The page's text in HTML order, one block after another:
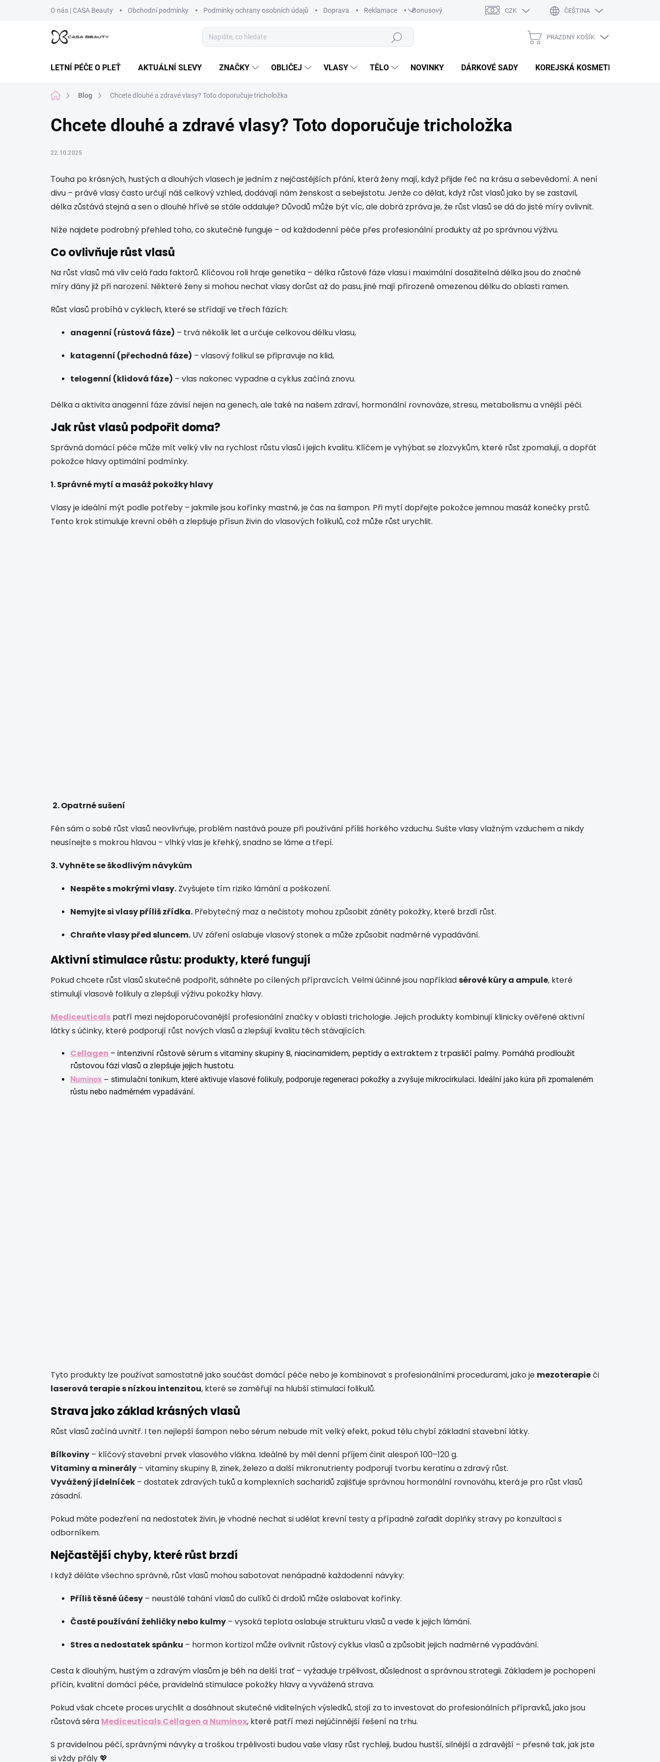
O nás | CASA Beauty Obchodní podmínky Podmínky ochrany osobních údajů Doprava Reklamace Bonusový system Hodnocení obchodu
CZK ČEŠTINA
Hledat
KOŠÍK
PRÁZDNÝ KOŠÍK
LETNÍ PÉČE O PLEŤ AKTUÁLNÍ SLEVY ZNAČKY OBLIČEJ VLASY TĚLO NOVINKY DÁRKOVÉ SADY KOREJSKÁ KOSMETIKA
Domů Blog Chcete dlouhé a zdravé vlasy? Toto doporučuje tricholožka
Chcete dlouhé a zdravé vlasy? Toto doporučuje tricholožka
22.10.2025
Touha po krásných, hustých a dlouhých vlasech je jedním z nejčastějších přání, která ženy mají, když přijde řeč na krásu a sebevědomí. A není
divu – právě vlasy často určují náš celkový vzhled, dodávají nám ženskost a sebejistotu. Jenže co dělat, když růst vlasů jako by se zastavil,
délka zůstává stejná a sen o dlouhé hřívě se stále oddaluje? Důvodů může být víc, ale dobrá zpráva je, že růst vlasů se dá do jisté míry ovlivnit.
Níže najdete podrobný přehled toho, co skutečně funguje – od každodenní péče přes profesionální produkty až po správnou výživu.
Co ovlivňuje růst vlasů
Na růst vlasů má vliv celá řada faktorů. Klíčovou roli hraje genetika – délka růstové fáze vlasu i maximální dosažitelná délka jsou do značné
míry dány již při narození. Některé ženy si mohou nechat vlasy dorůst až do pasu, jiné mají přirozeně omezenou délku do oblasti ramen.
Růst vlasů probíhá v cyklech, které se střídají ve třech fázích:
anagenní (růstová fáze) – trvá několik let a určuje celkovou délku vlasu,
katagenní (přechodná fáze) – vlasový folikul se připravuje na klid,
telogenní (klidová fáze) – vlas nakonec vypadne a cyklus začíná znovu.
Délka a aktivita anagenní fáze závisí nejen na genech, ale také na našem zdraví, hormonální rovnováze, stresu, metabolismu a vnější péči.
Jak růst vlasů podpořit doma?
Správná domácí péče může mít velký vliv na rychlost růstu vlasů i jejich kvalitu. Klíčem je vyhýbat se zlozvykům, které růst zpomalují, a dopřát
pokožce hlavy optimální podmínky.
1. Správné mytí a masáž pokožky hlavy
Vlasy je ideální mýt podle potřeby – jakmile jsou kořínky mastné, je čas na šampon. Při mytí dopřejte pokožce jemnou masáž konečky prstů.
Tento krok stimuluje krevní oběh a zlepšuje přísun živin do vlasových folikulů, což může růst urychlit.
2. Opatrné sušení
Fén sám o sobě růst vlasů neovlivňuje, problém nastává pouze při používání příliš horkého vzduchu. Sušte vlasy vlažným vzduchem a nikdy
neusínejte s mokrou hlavou – vlhký vlas je křehký, snadno se láme a třepí.
3. Vyhněte se škodlivým návykům
Nespěte s mokrými vlasy. Zvyšujete tím riziko lámání a poškození.
Nemyjte si vlasy příliš zřídka. Přebytečný maz a nečistoty mohou způsobit záněty pokožky, které brzdí růst.
Chraňte vlasy před sluncem. UV záření oslabuje vlasový stonek a může způsobit nadměrné vypadávání.
Aktivní stimulace růstu: produkty, které fungují
Pokud chcete růst vlasů skutečně podpořit, sáhněte po cílených přípravcích. Velmi účinné jsou napříkladsérové kúry a ampule, které
stimulují vlasové folikuly a zlepšují výživu pokožky hlavy.
Mediceuticals patří mezi nejdoporučovanější profesionální značky v oblasti trichologie. Jejich produkty kombinují klinicky ověřené aktivní
látky s účinky, které podporují růst nových vlasů a zlepšují kvalitu těch stávajících.
Cellagen – intenzivní růstové sérum s vitaminy skupiny B, niacinamidem, peptidy a extraktem z trpasličí palmy. Pomáhá prodloužit
růstovou fázi vlasů a zlepšuje jejich hustotu.
Numinox – stimulační tonikum, které aktivuje vlasové folikuly, podporuje regeneraci pokožky a zvyšuje mikrocirkulaci. Ideální jako kúra při zpomaleném
růstu nebo nadměrném vypadávání.
Tyto produkty lze používat samostatně jako součást domácí péče nebo je kombinovat s profesionálními procedurami, jako je mezoterapieči
laserová terapie s nízkou intenzitou, které se zaměřují na hlubší stimulaci folikulů.
Strava jako základ krásných vlasů
Růst vlasů začíná uvnitř. I ten nejlepší šampon nebo sérum nebude mít velký efekt, pokud tělu chybí základní stavební látky.
Bílkoviny – klíčový stavební prvek vlasového vlákna. Ideálně by měl denní příjem činit alespoň 100–120 g.
Vitaminy a minerály – vitaminy skupiny B, zinek, železo a další mikronutrienty podporují tvorbu keratinu a zdravý růst.
Vyvážený jídelníček – dostatek zdravých tuků a komplexních sacharidů zajišťuje správnou hormonální rovnováhu, která je pro růst vlasů
zásadní.
Pokud máte podezření na nedostatek živin, je vhodné nechat si udělat krevní testy a případně zařadit doplňky stravy po konzultaci s
odborníkem.
Nejčastější chyby, které růst brzdí
I když děláte všechno správně, růst vlasů mohou sabotovat nenápadné každodenní návyky:
Příliš těsné účesy – neustálé tahání vlasů do culíků či drdolů může oslabovat kořínky.
Časté používání žehličky nebo kulmy – vysoká teplota oslabuje strukturu vlasů a vede k jejich lámání.
Stres a nedostatek spánku – hormon kortizol může ovlivnit růstový cyklus vlasů a způsobit jejich nadměrné vypadávání.
Cesta k dlouhým, hustým a zdravým vlasům je běh na delší trať – vyžaduje trpělivost, důslednost a správnou strategii. Základem je pochopení
příčin, kvalitní domácí péče, pravidelná stimulace pokožky hlavy a vyvážená strava.
Pokud však chcete proces urychlit a dosáhnout skutečně viditelných výsledků, stojí za to investovat do profesionálních přípravků, jako jsou
růstová séra Mediceuticals Cellagen a Numinox, které patří mezi nejúčinnější řešení na trhu.
S pravidelnou péčí, správnými návyky a troškou trpělivosti budou vaše vlasy růst rychleji, budou hustší, silnější a zdravější – přesně tak, jak jste
si vždy přály 💖